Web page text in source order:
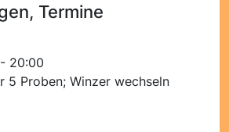
Termine
20:00
5 Proben; Winzer wechseln